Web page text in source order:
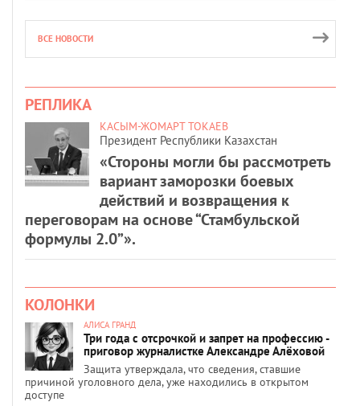
ВСЕ НОВОСТИ
РЕПЛИКА
КАСЫМ-ЖОМАРТ ТОКАЕВ
Президент Республики Казахстан
«Стороны могли бы рассмотреть
вариант заморозки боевых
действий и возвращения к
переговорам на основе “Стамбульской
формулы 2.0”».
КОЛОНКИ
АЛИСА ГРАНД
Три года с отсрочкой и запрет на профессию -
приговор журналистке Александре Алёховой
Защита утверждала, что сведения, ставшие
причиной уголовного дела, уже находились в открытом
доступе